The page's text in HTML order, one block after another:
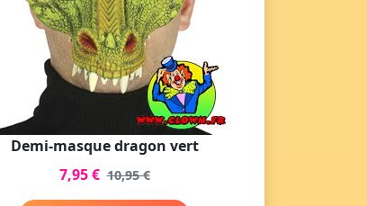
Demi-masque dragon vert
7,95 € 10,95 €